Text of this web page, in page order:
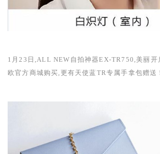
1 月23 日,ALL NEW 自拍神器EX-TR750 ,美丽开
欧官方商城购买,更有天使蓝 TR专属手拿包赠送